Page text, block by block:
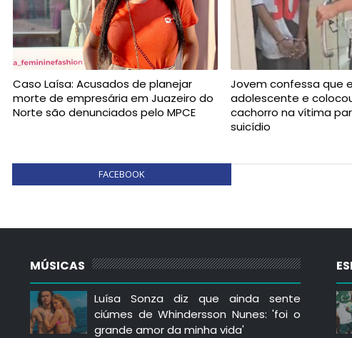
Caso Laísa: Acusados de planejar
morte de empresária em Juazeiro do
Norte são denunciados pelo MPCE
Jovem confessa que
adolescente e
cachorro na vítima
suicídio
FACEBOOK
MÚSICAS
Luísa Sonza diz que ainda sente
ciúmes de Whindersson Nunes: 'foi o
grande amor da minha vida'